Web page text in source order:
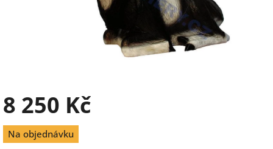
8 250 Kč
Měrná
cena:
Na objednávku